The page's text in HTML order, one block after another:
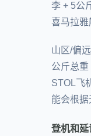
李 + 5公
喜马拉雅
山区/偏
公斤总
STOL飞
能会根据
登机和延